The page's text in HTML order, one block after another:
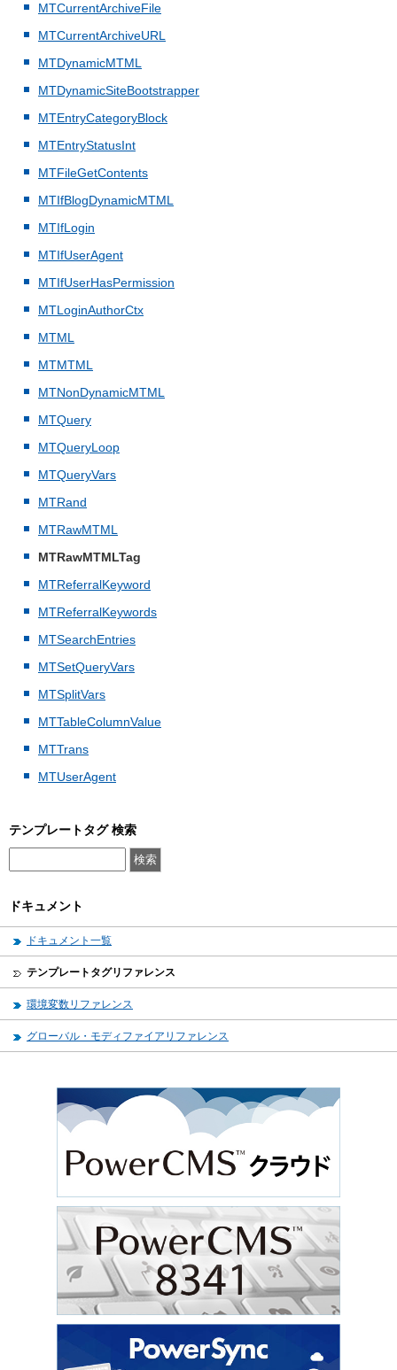
MTCurrentArchiveFile
MTCurrentArchiveURL
MTDynamicMTML
MTDynamicSiteBootstrapper
MTEntryCategoryBlock
MTEntryStatusInt
MTFileGetContents
MTIfBlogDynamicMTML
MTIfLogin
MTIfUserAgent
MTIfUserHasPermission
MTLoginAuthorCtx
MTML
MTMTML
MTNonDynamicMTML
MTQuery
MTQueryLoop
MTQueryVars
MTRand
MTRawMTML
MTRawMTMLTag
MTReferralKeyword
MTReferralKeywords
MTSearchEntries
MTSetQueryVars
MTSplitVars
MTTableColumnValue
MTTrans
MTUserAgent
テンプレートタグ 検索
ドキュメント
ドキュメント一覧
テンプレートタグリファレンス
環境変数リファレンス
グローバル・モディファイアリファレンス